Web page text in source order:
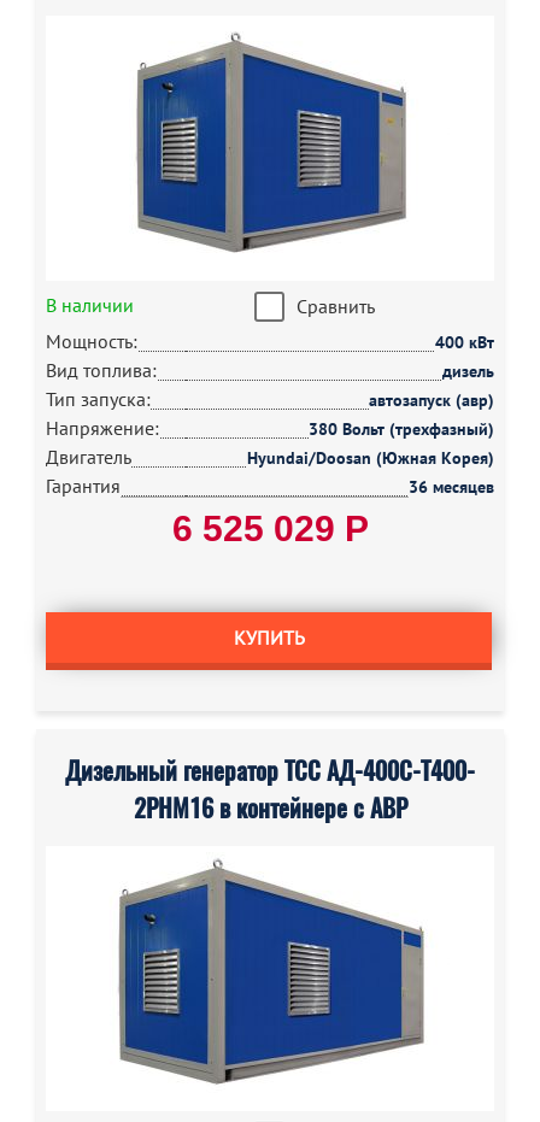
В наличии
Сравнить
Мощность:
400 кВт
Вид топлива: дизель
Тип запуска: автозапуск (авр)
Напряжение: 380 Вольт (трехфазный)
Двигатель Hyundai/Doosan (Южная Корея)
Гарантия 36 месяцев
6 525 029 Р
КУПИТЬ
Дизельный генератор ТСС АД-400С-Т400-
2РНМ16 в контейнере с АВР